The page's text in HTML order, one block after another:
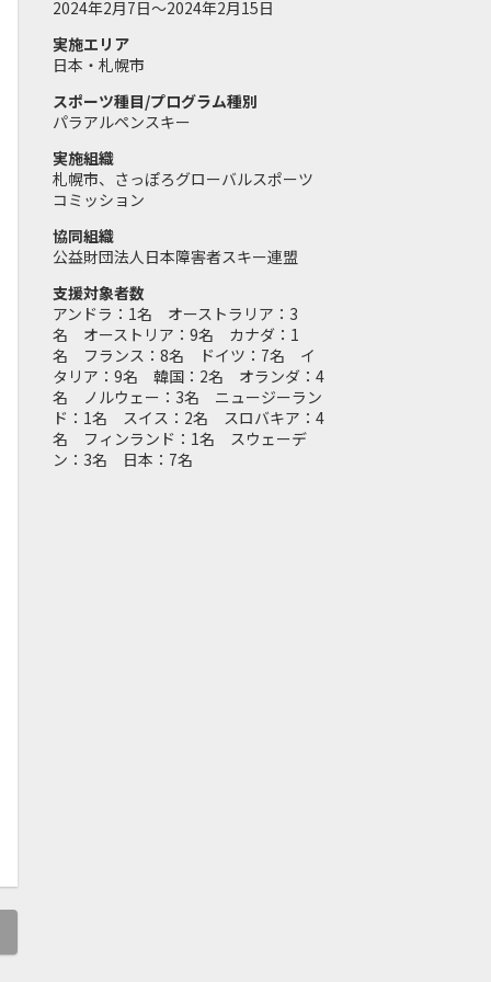
2024年2月7日～2024年2月15日
実施エリア
日本・札幌市
スポーツ種目/プログラム種別
パラアルペンスキー
実施組織
札幌市、さっぽろグローバルスポーツ
コミッション
協同組織
公益財団法人日本障害者スキー連盟
支援対象者数
アンドラ：1名 オーストラリア：3
名 オーストリア：9名 カナダ：1
名 フランス：8名 ドイツ：7名 イ
タリア：9名 韓国：2名 オランダ：4
名 ノルウェー：3名 ニュージーラン
ド：1名 スイス：2名 スロバキア：4
名 フィンランド：1名 スウェーデ
ン：3名 日本：7名